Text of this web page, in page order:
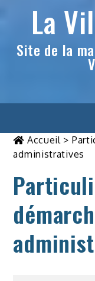
La
Site de la
Accueil>
administratives